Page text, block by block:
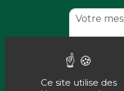
Ce site utilise des